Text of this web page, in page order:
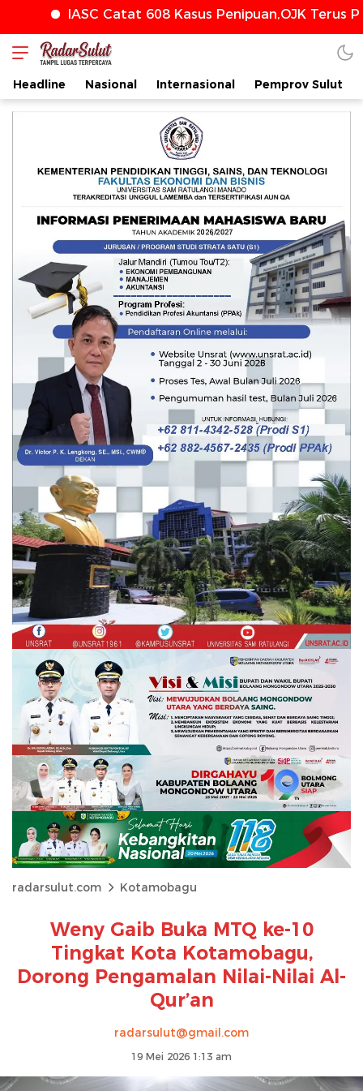
IASC Catat 608 Kasus Penipuan,OJK Terus Perkuat
Headline Nasional Internasional Pemprov Sulut
radarsulut.com Kotamobagu
Weny Gaib Buka MTQ ke-10
Tingkat Kota Kotamobagu,
Dorong Pengamalan Nilai-Nilai Al-
Qur’an
radarsulut@gmail.com
19 Mei 2026 1:13 am